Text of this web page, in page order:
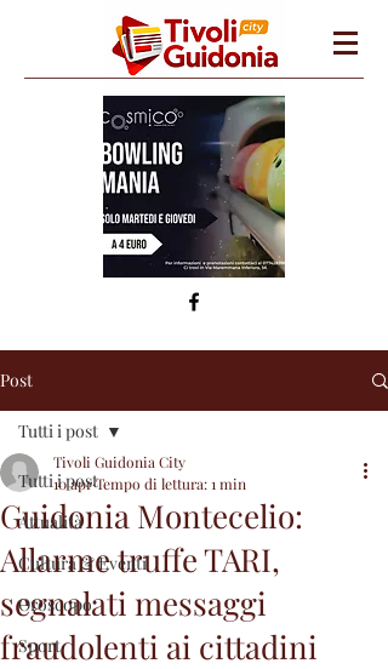
Post
Tutti i post
Attualità
Cultura & Eventi
Oroscopo
Sport
Tutti i post
Guidonia Montecelio:
Allarme truffe TARI,
segnalati messaggi
fraudolenti ai cittadini
Tivoli Guidonia City
10 aprTempo di lettura: 1 min